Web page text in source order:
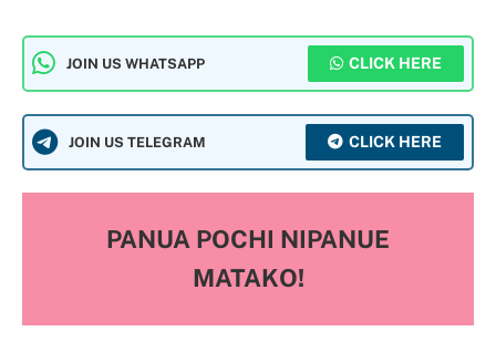
JOIN US WHATSAPP CLICK HERE
JOIN US TELEGRAM CLICK HERE
PANUA POCHI NIPANUE
MATAKO!